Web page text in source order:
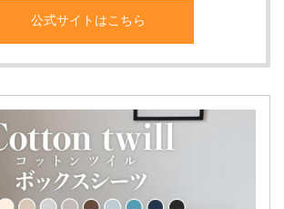
公式サイトはこちら